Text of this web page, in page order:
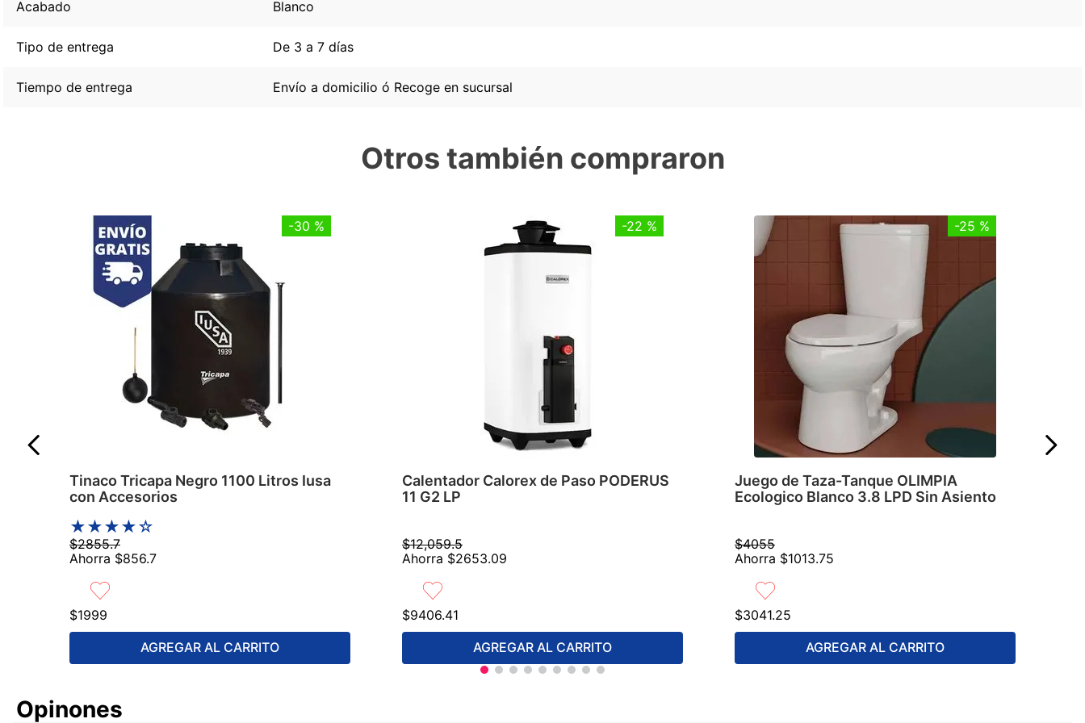
Acabado Blanco
Tipo de entrega De 3 a 7 días
Tiempo de entrega Envío a domicilio ó Recoge en sucursal
Otros también compraron
-30 %
Tinaco Tricapa Negro 1100 Litros Iusa
con Accesorios
★★★★☆
$2855.7
Ahorra $856.7
$1999
AGREGAR AL CARRITO
-22 %
Calentador Calorex de Paso PODERUS
11 G2 LP
$12,059.5
Ahorra $2653.09
$9406.41
AGREGAR AL CARRITO
-25 %
Juego de Taza-Tanque OLIMPIA
Ecologico Blanco 3.8 LPD Sin Asiento
$4055
Ahorra $1013.75
$3041.25
AGREGAR AL CARRITO
Comentarios